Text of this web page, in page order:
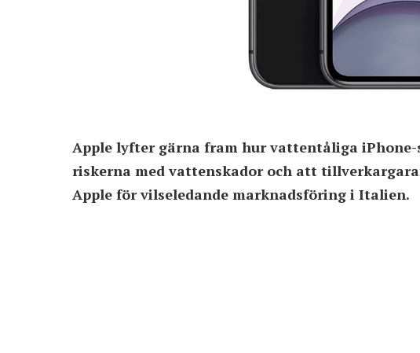
Apple lyfter gärna fram hur vattentåliga
riskerna med vattenskador och att
Apple för vilseledande marknadsföring i Italien.